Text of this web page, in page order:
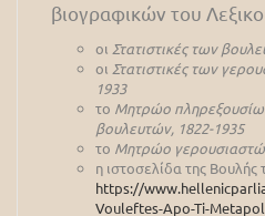
βιογραφικών του
οι Στατιστικές των
οι Στατιστικές των
1933
το Μητρώο
βουλευτών, 1822-1935
το Μητρώο
η ιστοσελίδα της
https://
Vouleftes-Apo-Ti-